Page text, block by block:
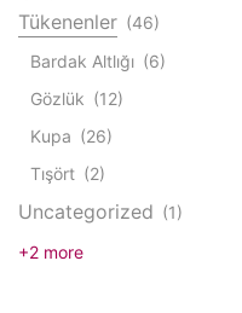
Tükenenler (46)
Bardak Altlığı (6)
Gözlük (12)
Kupa (26)
Tışört (2)
Uncategorized (1)
+2 more